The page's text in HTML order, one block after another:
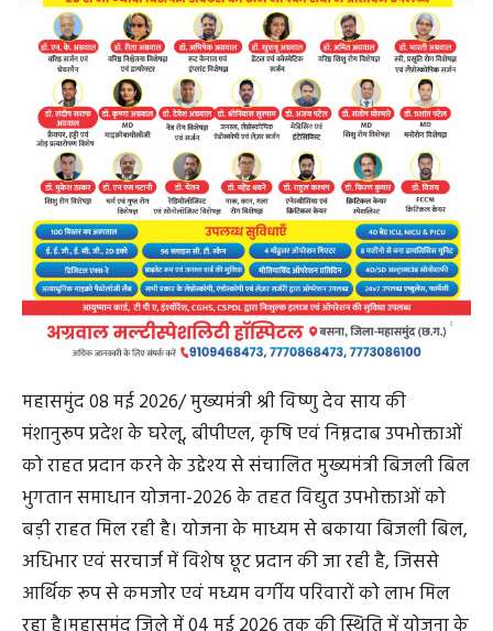
महासमुंद 08 मई 2026/ मुख्यमंत्री श्री विष्णु देव साय की
मंशानुरूप प्रदेश के घरेलू, बीपीएल, कृषि एवं निम्नदाब उपभोक्ताओं
को राहत प्रदान करने के उद्देश्य से संचालित मुख्यमंत्री बिजली बिल
भुगतान समाधान योजना-2026 के तहत विद्युत उपभोक्ताओं को
बड़ी राहत मिल रही है। योजना के माध्यम से बकाया बिजली बिल,
अधिभार एवं सरचार्ज में विशेष छूट प्रदान की जा रही है, जिससे
आर्थिक रूप से कमजोर एवं मध्यम वर्गीय परिवारों को लाभ मिल